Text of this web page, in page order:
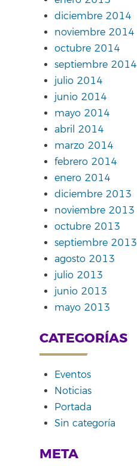
diciembre 2014
noviembre 2014
octubre 2014
septiembre 2014
julio 2014
junio 2014
mayo 2014
abril 2014
marzo 2014
febrero 2014
enero 2014
diciembre 2013
noviembre 2013
octubre 2013
septiembre 2013
agosto 2013
julio 2013
junio 2013
mayo 2013
CATEGORÍAS
Eventos
Noticias
Portada
Sin categoría
META